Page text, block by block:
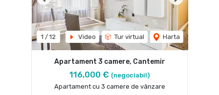
1 / 12 Video Tur virtual Harta
Previous Next
Apartament 3 camere, Cantemir
116,000 € (negociabil)
Apartament cu 3 camere de vânzare